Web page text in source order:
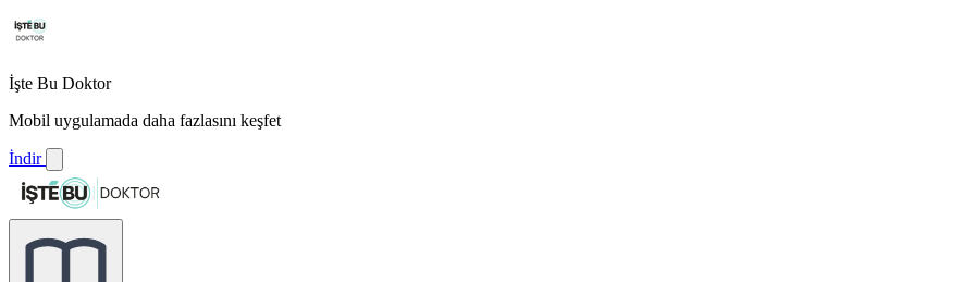
İşte Bu Doktor
Mobil uygulamada daha fazlasını keşfet
İndir